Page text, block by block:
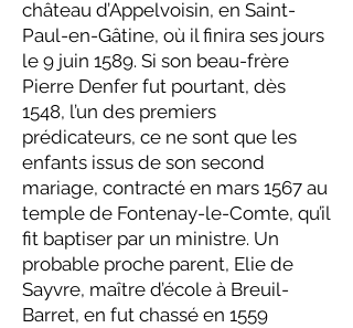
château d’Appelvoisin, en Saint-
Paul-en-Gâtine, où il finira ses jours
le 9 juin 1589. Si son beau-frère
Pierre Denfer fut pourtant, dès
1548, l’un des premiers
prédicateurs, ce ne sont que les
enfants issus de son second
mariage, contracté en mars 1567 au
temple de Fontenay-le-Comte, qu’il
fit baptiser par un ministre. Un
probable proche parent, Elie de
Sayvre, maître d’école à Breuil-
Barret, en fut chassé en 1559